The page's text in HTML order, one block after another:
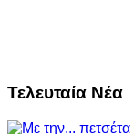
Τελευταία Νέα